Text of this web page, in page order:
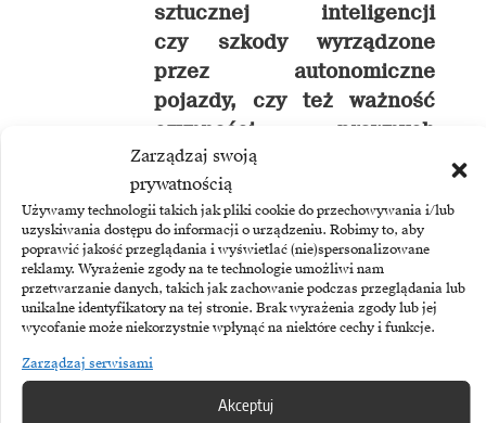
Zarządzaj swoją
prywatnością
Używamy technologii takich jak pliki cookie do przechowywania i/lub
uzyskiwania dostępu do informacji o urządzeniu. Robimy to, aby
poprawić jakość przeglądania i wyświetlać (nie)spersonalizowane
reklamy. Wyrażenie zgody na te technologie umożliwi nam
przetwarzanie danych, takich jak zachowanie podczas przeglądania lub
unikalne identyfikatory na tej stronie. Brak wyrażenia zgody lub jej
wycofanie może niekorzystnie wpłynąć na niektóre cechy i funkcje.
Zarządzaj serwisami
Akceptuj
sztucznej inteligencji
czy szkody wyrządzone
przez autonomiczne
pojazdy, czy też ważność
czynności prawnych
realizowanych przy
wykorzystaniu
samouczących się
algorytmów. –powiedziała
Beata Kiedrowicz, partner
w kancelarii PwC Legal
Wśród istotnych czynników
ograniczających wykorzystanie